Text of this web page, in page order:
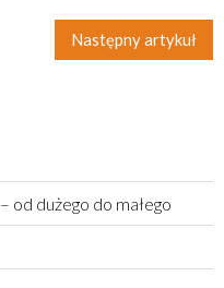
od dużego do małego
Następny artykuł